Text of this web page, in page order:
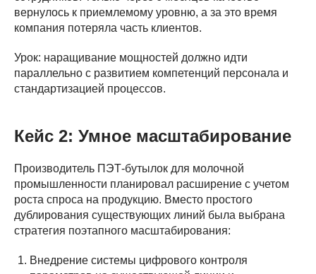
вернулось к приемлемому уровню, а за это время
компания потеряла часть клиентов.
Урок: наращивание мощностей должно идти
параллельно с развитием компетенций персонала и
стандартизацией процессов.
Кейс 2: Умное масштабирование
Производитель ПЭТ-бутылок для молочной
промышленности планировал расширение с учетом
роста спроса на продукцию. Вместо простого
дублирования существующих линий была выбрана
стратегия поэтапного масштабирования:
Внедрение системы цифрового контроля